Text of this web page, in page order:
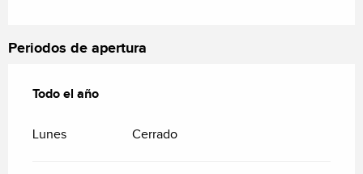
Periodos de apertura
Todo el año
Todo el año
Lunes Cerrado